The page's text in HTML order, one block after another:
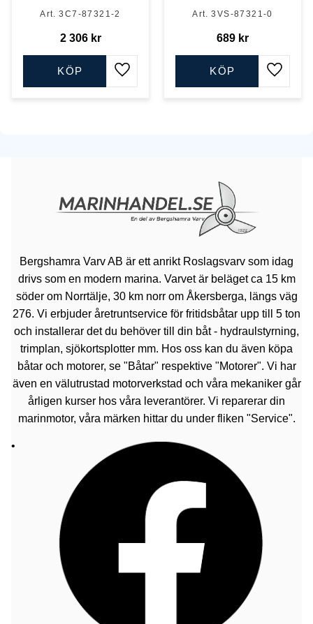
3C7-87321-2
2 306kr
Lägg till i favoriter
KÖP
3VS-87321-0
689 kr
Lägg
KÖP
Bergshamra Varv AB är ett anrikt Roslagsvarv som idag
drivs som en modern marina. Varvet är beläget ca 15 km
söder om Norrtälje, 30 km norr om Åkersberga, längs väg
276. Vi erbjuder åretruntservice för fritidsbåtar upp till 5 ton
och installerar det du behöver till din båt - hydraulstyrning,
trimplan, sjökortsplotter mm. Hos oss kan du även köpa
båtar och motorer, se "Båtar" respektive "Motorer". Vi har
även en välutrustad motorverkstad och våra mekaniker går
årligen kurser hos våra leverantörer. Vi reparerar din
marinmotor, våra märken hittar du under fliken "Service".